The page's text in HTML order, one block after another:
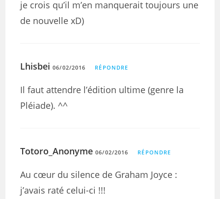
je crois qu’il m’en manquerait toujours une
de nouvelle xD)
Lhisbei 06/02/2016 RÉPONDRE
Il faut attendre l’édition ultime (genre la
Pléiade). ^^
Totoro_Anonyme 06/02/2016 RÉPONDRE
Au cœur du silence de Graham Joyce :
j’avais raté celui-ci !!!